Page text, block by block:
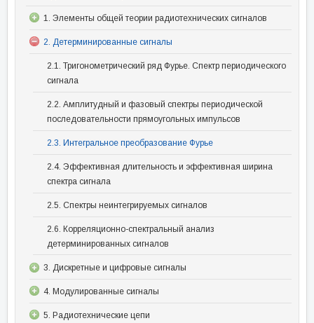
1. Элементы общей теории радиотехнических сигналов
2. Детерминированные сигналы
2.1. Тригонометрический ряд Фурье. Спектр периодического
сигнала
2.2. Амплитудный и фазовый спектры периодической
последовательности прямоугольных импульсов
2.3. Интегральное преобразование Фурье
2.4. Эффективная длительность и эффективная ширина
спектра сигнала
2.5. Спектры неинтегрируемых сигналов
2.6. Корреляционно-спектральный анализ
детерминированных сигналов
3. Дискретные и цифровые сигналы
4. Модулированные сигналы
5. Радиотехнические цепи